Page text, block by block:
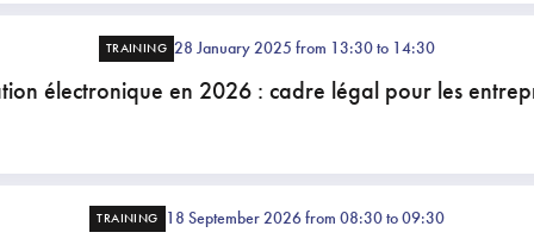
TRAINING 28 January 2025 from 13:30 to 14:30
électronique en 2026 : cadre légal pour les
TRAINING 18 September 2026 from 08:30 to 09:30